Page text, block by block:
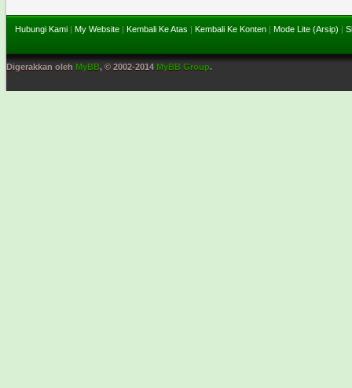
Hubungi Kami | My Website | Kembali Ke Atas | Kembali Ke Konten | Mode Lite (Arsip) |
Digerakkan oleh MyBB, © 2002-2014 MyBB Group.